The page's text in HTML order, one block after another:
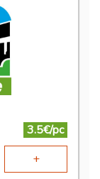
3.5€/pc
+